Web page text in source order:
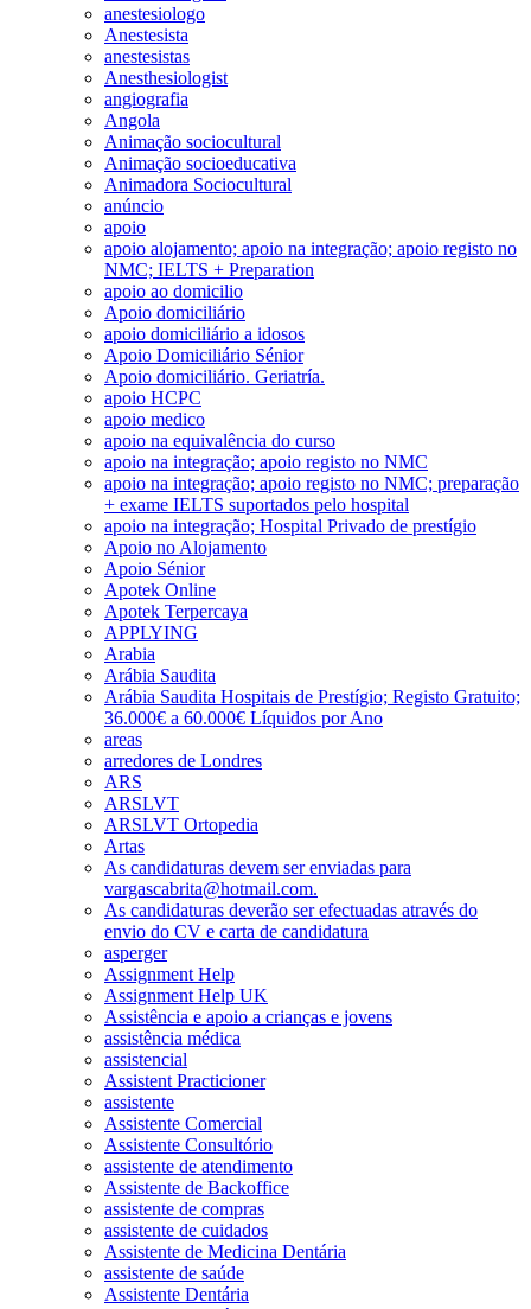
anestesiologo
Anestesista
anestesistas
Anesthesiologist
angiografia
Angola
Animação sociocultural
Animação socioeducativa
Animadora Sociocultural
anúncio
apoio
apoio alojamento; apoio na integração; apoio registo no
NMC; IELTS + Preparation
apoio ao domicilio
Apoio domiciliário
apoio domiciliário a idosos
Apoio Domiciliário Sénior
Apoio domiciliário. Geriatría.
apoio HCPC
apoio medico
apoio na equivalência do curso
apoio na integração; apoio registo no NMC
apoio na integração; apoio registo no NMC; preparação
+ exame IELTS suportados pelo hospital
apoio na integração; Hospital Privado de prestígio
Apoio no Alojamento
Apoio Sénior
Apotek Online
Apotek Terpercaya
APPLYING
Arabia
Arábia Saudita
Arábia Saudita Hospitais de Prestígio; Registo Gratuito;
36.000€ a 60.000€ Líquidos por Ano
areas
arredores de Londres
ARS
ARSLVT
ARSLVT Ortopedia
Artas
As candidaturas devem ser enviadas para
vargascabrita@hotmail.com.
As candidaturas deverão ser efectuadas através do
envio do CV e carta de candidatura
asperger
Assignment Help
Assignment Help UK
Assistência e apoio a crianças e jovens
assistência médica
assistencial
Assistent Practicioner
assistente
Assistente Comercial
Assistente Consultório
assistente de atendimento
Assistente de Backoffice
assistente de compras
assistente de cuidados
Assistente de Medicina Dentária
assistente de saúde
Assistente Dentária